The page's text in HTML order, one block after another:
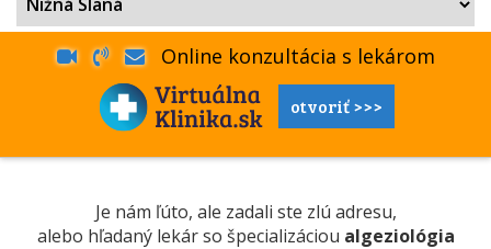
Online konzultácia s lekárom
otvoriť >>>
Je nám ľúto, ale zadali ste zlú adresu,
alebo hľadaný lekár so špecializáciou algeziológia